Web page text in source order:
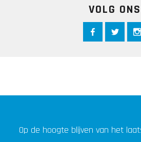
VOLG ONS
Op de hoogte blijven van het